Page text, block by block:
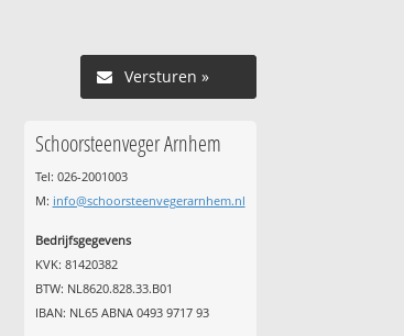
Versturen »
Schoorsteenveger Arnhem
Tel: 026-2001003
M: info@schoorsteenvegerarnhem.nl
Bedrijfsgegevens
KVK: 81420382
BTW: NL8620.828.33.B01
IBAN: NL65 ABNA 0493 9717 93